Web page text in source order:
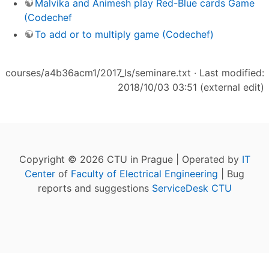
Malvika and Animesh play Red-Blue cards Game
(Codechef
To add or to multiply game (Codechef)
courses/a4b36acm1/2017_ls/seminare.txt · Last modified:
2018/10/03 03:51 (external edit)
Copyright © 2026 CTU in Prague | Operated by IT
Center of Faculty of Electrical Engineering | Bug
reports and suggestions ServiceDesk CTU